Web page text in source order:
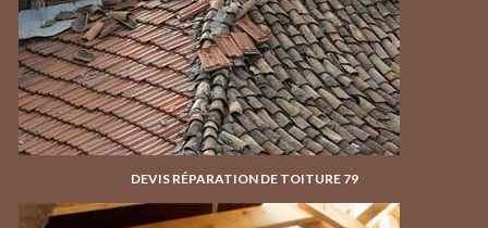
DEVIS RÉPARATION DE TOITURE 79